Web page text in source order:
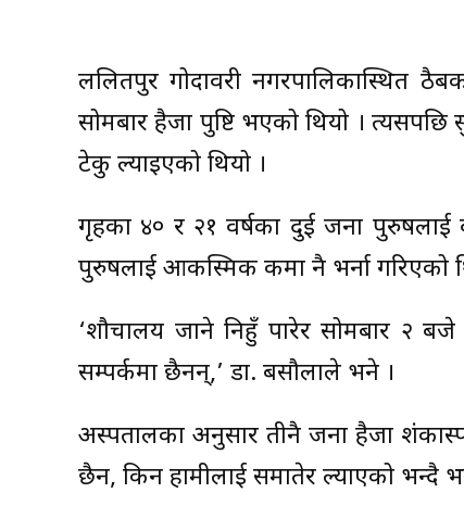
ललितपुर गोदावरी नगरपालिकास्थित
सोमबार हैजा पुष्टि भएको थियो ।
टेकु ल्याइएको थियो ।
गृहका ४० र २१ वर्षका दुई जना पुरुषलाई
पुरुषलाई आकस्मिक कक्षमा नै भर्ना गरिएको
‘शौचालय जाने निहुँ पारेर सोमबार २
सम्पर्कमा छैनन्,’ डा. बसौलाले भने ।
अस्पतालका अनुसार तीनै जना हैजा
छैन, किन हामीलाई समातेर ल्याएको भन्दै